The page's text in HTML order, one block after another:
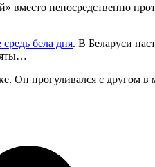
непосредственно
бела дня. В Беларуси
прогуливался с другом